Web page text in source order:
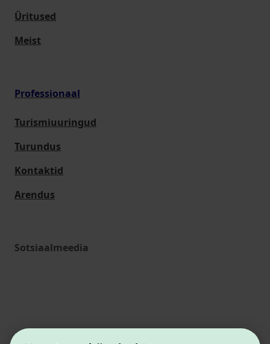
Üritused
Meist
Professionaal
Turismiuuringud
Turundus
Kontaktid
Arendus
Sotsiaalmeedia